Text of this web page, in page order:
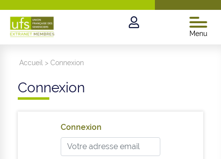
Menu
Accueil >Connexion
Connexion
Connexion